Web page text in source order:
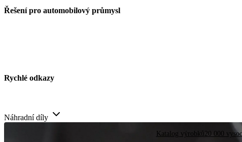
Řešení pro automobilový průmysl
Rychlé odkazy
Náhradní díly
Katalog výrobků20 000